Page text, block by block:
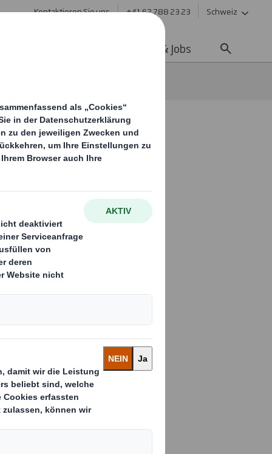
Kontaktieren Sie uns +41 62 788 23 23 Schweiz
Karriere & Jobs
Höhepunkt
für
echten